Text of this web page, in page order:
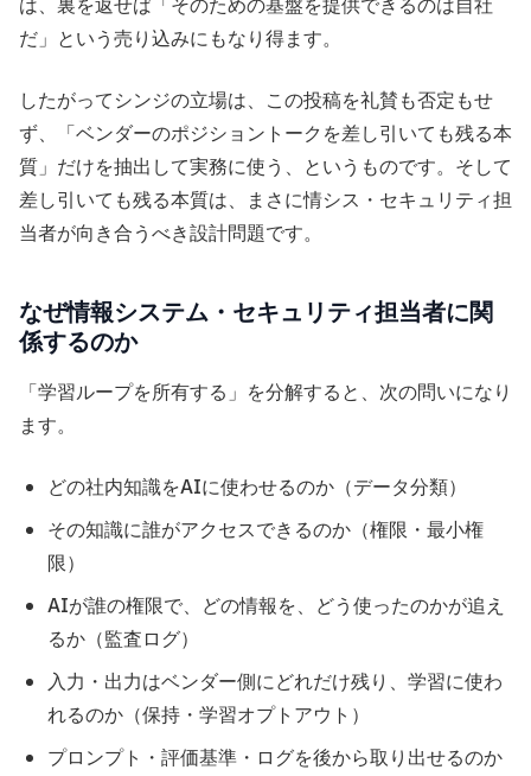
は、裏を返せば「そのための基盤を提供できるのは自社
だ」という売り込みにもなり得ます。
したがってシンジの立場は、この投稿を礼賛も否定もせ
ず、「ベンダーのポジショントークを差し引いても残る本
質」だけを抽出して実務に使う、というものです。そして
差し引いても残る本質は、まさに情シス・セキュリティ担
当者が向き合うべき設計問題です。
なぜ情報システム・セキュリティ担当者に関
係するのか
「学習ループを所有する」を分解すると、次の問いになり
ます。
どの社内知識をAIに使わせるのか（データ分類）
その知識に誰がアクセスできるのか（権限・最小権
限）
AIが誰の権限で、どの情報を、どう使ったのかが追え
るか（監査ログ）
入力・出力はベンダー側にどれだけ残り、学習に使わ
れるのか（保持・学習オプトアウト）
プロンプト・評価基準・ログを後から取り出せるのか